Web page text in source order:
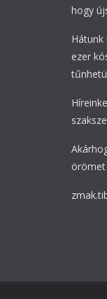
hogy
ezer
örömet